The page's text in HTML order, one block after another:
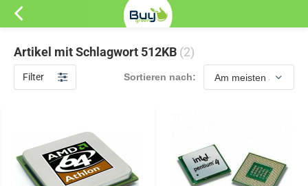
Artikel mit Schlagwort 512KB (2)
Filter Sortieren nach: